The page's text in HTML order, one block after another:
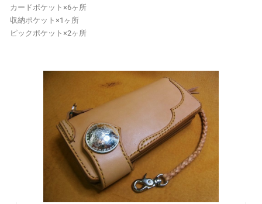
カードポケット×6ヶ所
収納ポケット×1ヶ所
ピックポケット×2ヶ所